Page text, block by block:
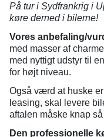
På tur i Sydfrankrig i
køre derned i bilerne!
Vores anbefaling/
med masser af
med nyttigt udstyr til
for højt niveau.
Også værd at huske
leasing, skal levere
aftalen måske knap
Den professionelle